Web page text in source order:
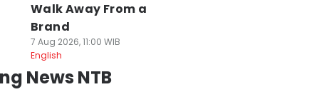
Walk Away From a
Brand
7 Aug 2026, 11:00 WIB
English
News NTB